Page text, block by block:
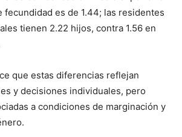
fecundidad es de 1.44; las residentes
tienen 2.22 hijos, contra 1.56 en
que estas diferencias reflejan
y decisiones individuales, pero
a condiciones de marginación y